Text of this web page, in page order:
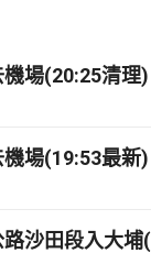
場(20:25清理)
場(19:53最新)
沙田段入大埔